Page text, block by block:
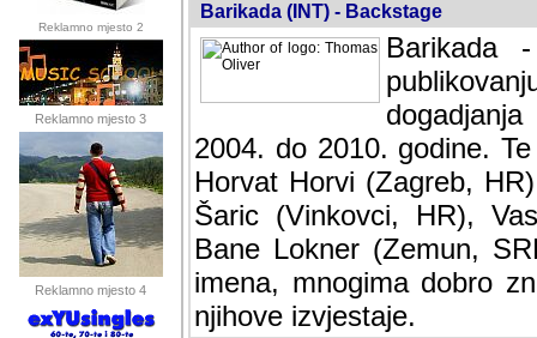
Reklamno mjesto 2
Reklamno mjesto 3
Reklamno mjesto 4
Barikada (INT) - Backstage
Barikada
2004. do 2010. godine.
Horvat Horvi (Zagreb,
Šaric (Vinkovci, HR),
Bane Lokner (Zemun,
imena, mnogima dobro
njihove izvjestaje.